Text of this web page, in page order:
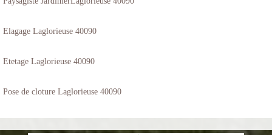
Elagage Laglorieuse 40090
Etetage Laglorieuse 40090
Pose de cloture Laglorieuse 40090